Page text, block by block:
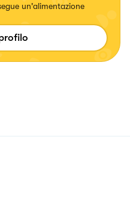
un'alimentazione